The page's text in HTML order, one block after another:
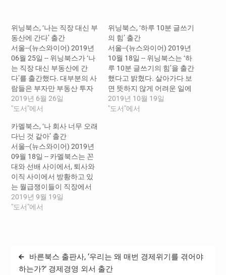
위닝북스, ‘나는 직장 대신 부
동산에 간다’ 출간
서울--(뉴스와이어) 2019년
06월 25일 -- 위닝북스가 ‘나
는 직장 대신 부동산에 간
다’를 출간했다. 대부분의 사
람들은 부자만 부동산 투자
를 할 수 있다고 생각한다.
돈이 많으니 여유자금으로
큰 부자가 된다고 말이다. 부
자들이 부동산 투자를 하는
이유는 돈이 많아서가 아니
라 그렇게 할 필요성을 인지
하고 있기 때문이다. 평범한
사람들은 두려움…
2019년 6월 26일
"도서"에서
위닝북스, ‘하루 10분 글쓰기
의 힘’ 출간
서울--(뉴스와이어) 2019년
10월 18일 -- 위닝북스는 ‘하
루 10분 글쓰기의 힘’을 출간
했다고 밝혔다. 살아가다 보
면 뜻하지 않게 어려운 일에
맞닥뜨리기도 한다. 그럴 때
마다 각박한 세상에 나 홀로
2019년 10월 19일
"도서"에서
카멜북스, ‘나 회사 너무 오래
다닌 것 같아’ 출간
서울--(뉴스와이어) 2019년
09월 18일 -- 카멜북스는 꼰
대와 선배 사이에서, 퇴사와
이직 사이에서 방황하고 있
는 월급쟁이들이 직장에서
진화하는 법을 다룬 책 《나
회사 너무 오래 다닌 것 같
달리며 퇴사와 이직 혹은 창
업을 고민하는 사람들이 많
2019년 9월 19일
"도서"에서
글
탐
바른북스 출판사, ‘우리는 왜 매번 경제위기를 겪어야
하는가?’ 경제경영 외서 출간